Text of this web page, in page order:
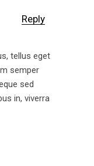
Reply
tellus eget
semper
sed
in, viverra